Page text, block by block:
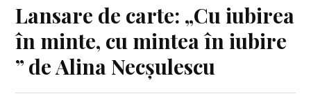
Lansare de carte: „Cu iubirea
în minte, cu mintea în iubire
” de Alina Necșulescu